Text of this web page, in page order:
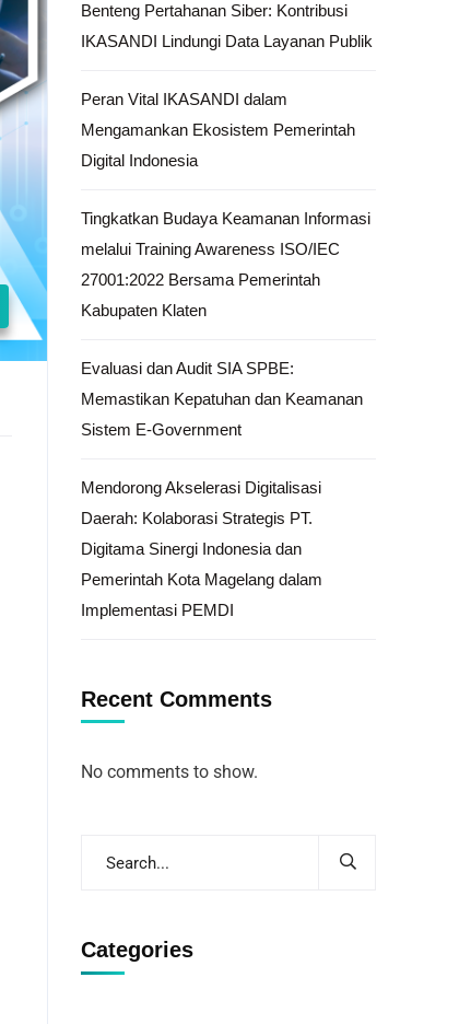
Benteng Pertahanan Siber: Kontribusi
IKASANDI Lindungi Data Layanan Publik
Peran Vital IKASANDI dalam
Mengamankan Ekosistem Pemerintah
Digital Indonesia
Tingkatkan Budaya Keamanan Informasi
melalui Training Awareness ISO/IEC
27001:2022 Bersama Pemerintah
Kabupaten Klaten
Evaluasi dan Audit SIA SPBE:
Memastikan Kepatuhan dan Keamanan
Sistem E-Government
Mendorong Akselerasi Digitalisasi
Daerah: Kolaborasi Strategis PT.
Digitama Sinergi Indonesia dan
Pemerintah Kota Magelang dalam
Implementasi PEMDI
Recent Comments
No comments to show.
Categories